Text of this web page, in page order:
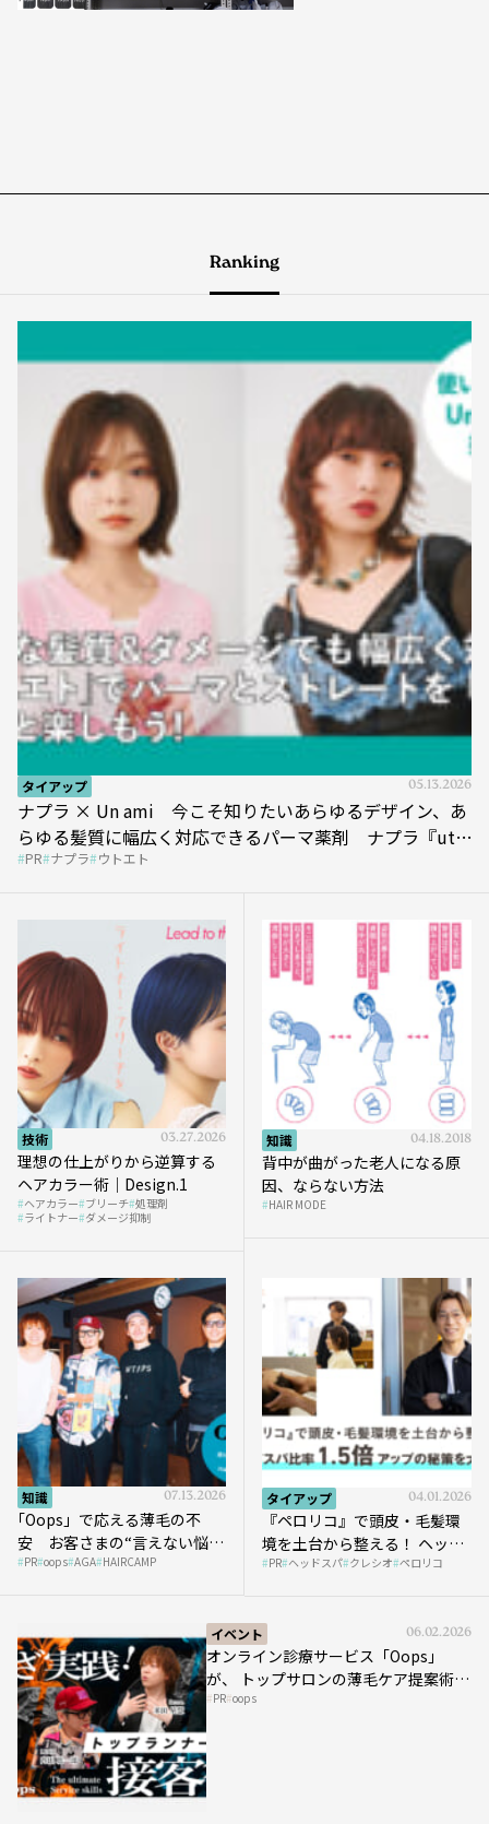
Ranking
タイアップ 05.13.2026
ナプラ × Un ami 今こそ知りたいあらゆるデザイン、あ
らゆる髪質に幅広く対応できるパーマ薬剤 ナプラ『ut-
et』
PR ナプラ ウトエト
技術 03.27.2026
理想の仕上がりから逆算する
ヘアカラー術｜Design.1
ヘアカラー ブリーチ 処理剤
ライトナー ダメージ抑制
知識 04.18.2018
背中が曲がった老人になる原
因、ならない方法
HAIR MODE
知識 07.13.2026
｢Oops」で応える薄毛の不
安 お客さまの“言えない悩
み”にどう向き合う？ ＃01
PR oops AGA HAIRCAMP
タイアップ 04.01.2026
『ペロリコ』で頭皮・毛髪環
境を土台から整える！ ヘッド
スパ比率1.5倍アップの秘策を
PR ヘッドスパ クレシオ ペロリコ
イベント 06.02.2026
オンライン診療サービス「Oops」
が、 トップサロンの薄毛ケア提案術を
HAIRCAMPで公開！
PR oops